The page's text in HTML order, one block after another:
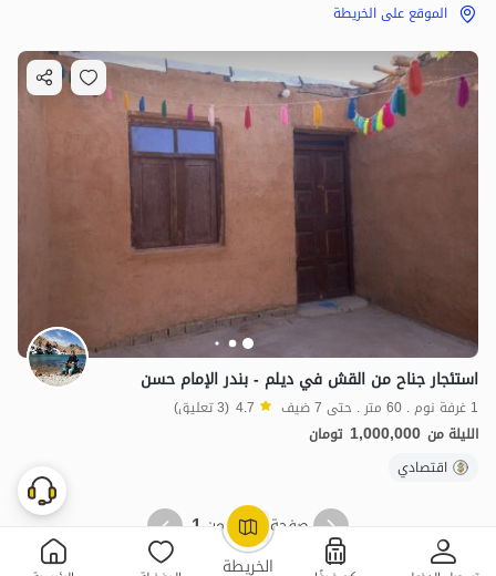
الخريطة OpenStreetMap
الموقع على الخريطة
استئجار جناح من القش في دیلم - بندر الإمام حسن
1 غرفة نوم . 60 متر . حتى 7 ضيف 4.7 (3 تعليق)
الليلة من 1,000,000 تومان
اقتصادي
صفحة 1 من 1